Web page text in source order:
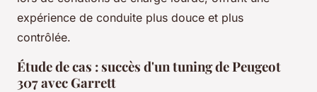
expérience de conduite plus douce et plus
contrôlée.
Étude de cas : succès d'un tuning de Peugeot
307 avec Garrett